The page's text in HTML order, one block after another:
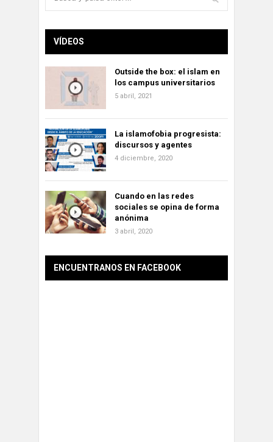
VÍDEOS
Outside the box: el islam en
los campus universitarios
5 abril, 2021
La islamofobia progresista:
discursos y agentes
4 diciembre, 2020
Cuando en las redes
sociales se opina de forma
anónima
3 abril, 2020
ENCUENTRANOS EN FACEBOOK